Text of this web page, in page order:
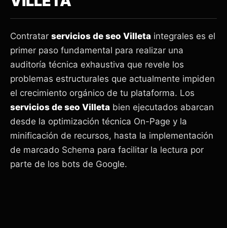
Contratar servicios de seo Villeta integrales es el
primer paso fundamental para realizar una
auditoría técnica exhaustiva que revele los
problemas estructurales que actualmente impiden
el crecimiento orgánico de tu plataforma. Los
servicios de seo Villeta bien ejecutados abarcan
desde la optimización técnica On-Page y la
minificación de recursos, hasta la implementación
de marcado Schema para facilitar la lectura por
parte de los bots de Google.